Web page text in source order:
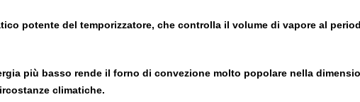
potente del temporizzatore, che controlla il volume di vapore al
più basso rende il forno di convezione molto popolare nella
climatiche.